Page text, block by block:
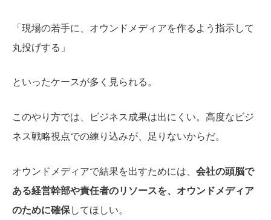
「現場の若手に、オウンドメディアを作るよう指示して
丸投げする」
といったケースが多く見られる。
このやり方では、ビジネス成果は出にくい。高度なビジ
ネス戦略視点での練り込みが、足りないからだ。
オウンドメディアで結果を出すためには、 会社の頭脳で
ある経営幹部や責任者のリソースを、オウンドメディア
のために確保してほしい。